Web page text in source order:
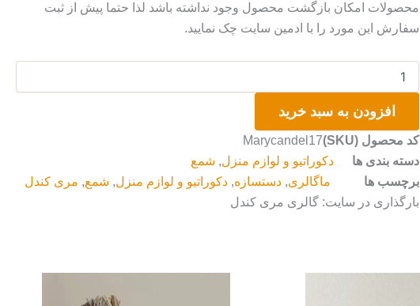
محصولات امکان بازگشت محصول وجود نداشته باشد لذا حتما پیش از ثبت
سفارش این مورد را با ادمین سایت چک نمایید.
قلب
افزودن به سبد خرید
کد محصول (SKU)
Marycandel17
دسته بندی ها
دکوراتیو و لوازم منزل, شمع
برچسب ها
ماگالری,دستسازه,دکوراتیو و لوازم منزل, شمع, مری کندل
بارگذاری در سایت: گالری مری کندل